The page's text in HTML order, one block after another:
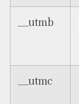
__utmb
__utmc